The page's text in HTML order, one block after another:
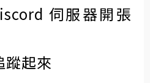
伺服器開張
蹤起來